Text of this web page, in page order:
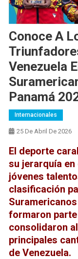
Conoce A
Venezuela
Panamá
Internacionales
25 De Abril De 2026
El deporte
su jerarquía
jóvenes
clasificación
formaron
consolidaron
principales
de Venezuela.